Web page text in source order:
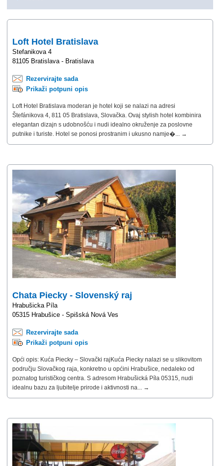
Loft Hotel Bratislava
Stefanikova 4
81105 Bratislava - Bratislava
Rezervirajte sada
Prikaži potpuni opis
Loft Hotel Bratislava moderan je hotel koji se nalazi na adresi
Štefánikova 4, 811 05 Bratislava, Slovačka. Ovaj stylish hotel kombinira
elegantan dizajn s udobnošću i nudi idealno okruženje za poslovne
putnike i turiste. Hotel se ponosi prostranim i ukusno namje�... →
Chata Piecky - Slovenský raj
Hrabušicka Píla
05315 Hrabušice - Spišská Nová Ves
Rezervirajte sada
Prikaži potpuni opis
Opći opis: Kuća Piecky – Slovački rajKuća Piecky nalazi se u slikovitom
području Slovačkog raja, konkretno u općini Hrabušice, nedaleko od
poznatog turističkog centra. S adresom Hrabušická Píla 05315, nudi
idealnu bazu za ljubitelje prirode i aktivnosti na... →